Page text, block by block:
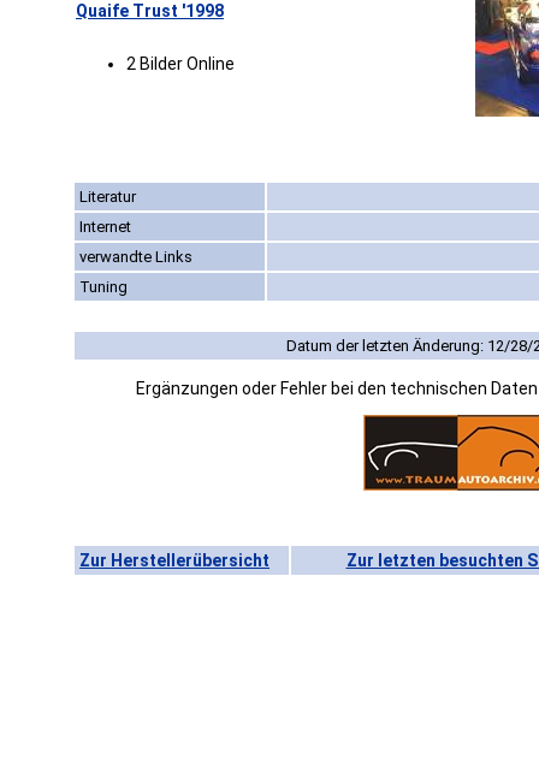
Quaife Trust '1998
2 Bilder Online
Literatur
Internet
verwandte Links
Tuning
Datum der letzten Änderung: 12/28/
Ergänzungen oder Fehler bei den technischen
Zur Herstellerübersicht Zur letzten besuchten